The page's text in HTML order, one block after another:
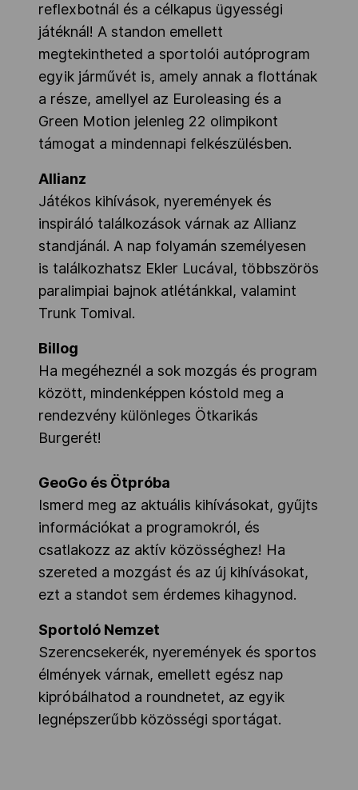
reflexbotnál és a célkapus ügyességi
játéknál! A standon emellett
megtekintheted a sportolói autóprogram
egyik járművét is, amely annak a flottának
a része, amellyel az Euroleasing és a
Green Motion jelenleg 22 olimpikont
támogat a mindennapi felkészülésben.
Allianz
Játékos kihívások, nyeremények és
inspiráló találkozások várnak az Allianz
standjánál. A nap folyamán személyesen
is találkozhatsz Ekler Lucával, többszörös
paralimpiai bajnok atlétánkkal, valamint
Trunk Tomival.
Billog
Ha megéheznél a sok mozgás és program
között, mindenképpen kóstold meg a
rendezvény különleges Ötkarikás
Burgerét!
GeoGo és Ötpróba
Ismerd meg az aktuális kihívásokat, gyűjts
információkat a programokról, és
csatlakozz az aktív közösséghez! Ha
szereted a mozgást és az új kihívásokat,
ezt a standot sem érdemes kihagynod.
Sportoló Nemzet
Szerencsekerék, nyeremények és sportos
élmények várnak, emellett egész nap
kipróbálhatod a roundnetet, az egyik
legnépszerűbb közösségi sportágat.